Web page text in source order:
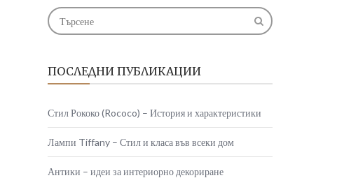
ПОСЛЕДНИ ПУБЛИКАЦИИ
Стил Рококо (Rococo) – История и характеристики
Лампи Tiffany – Стил и класа във всеки дом
Антики – идеи за интериорно декориране